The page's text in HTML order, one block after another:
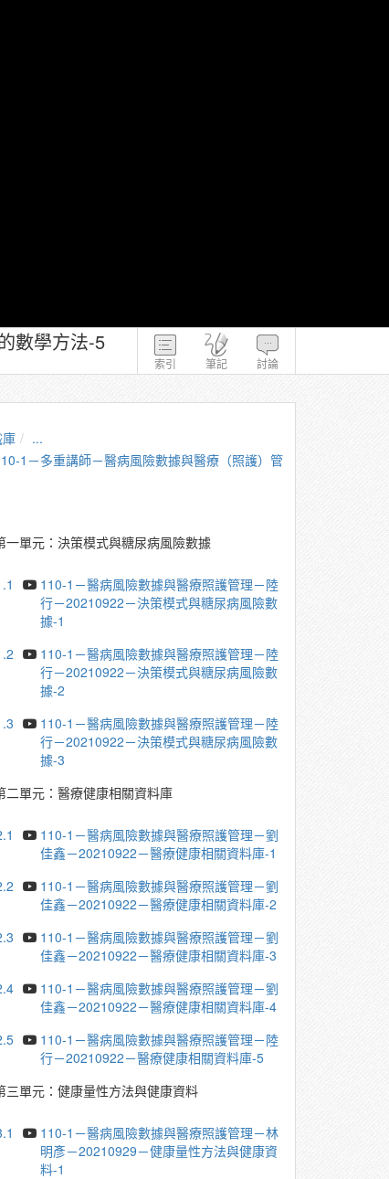
索引 筆記 討論
數學方法-5
...
1－多重講師－醫病風險數據與醫療（照護）管
一單元：決策模式與糖尿病風險數據
110-1－醫病風險數據與醫療照護管理－陸
行－20210922－決策模式與糖尿病風險數
據-1
110-1－醫病風險數據與醫療照護管理－陸
行－20210922－決策模式與糖尿病風險數
據-2
110-1－醫病風險數據與醫療照護管理－陸
行－20210922－決策模式與糖尿病風險數
據-3
二單元：醫療健康相關資料庫
110-1－醫病風險數據與醫療照護管理－劉
佳鑫－20210922－醫療健康相關資料庫-1
110-1－醫病風險數據與醫療照護管理－劉
佳鑫－20210922－醫療健康相關資料庫-2
110-1－醫病風險數據與醫療照護管理－劉
佳鑫－20210922－醫療健康相關資料庫-3
110-1－醫病風險數據與醫療照護管理－劉
佳鑫－20210922－醫療健康相關資料庫-4
110-1－醫病風險數據與醫療照護管理－陸
行－20210922－醫療健康相關資料庫-5
三單元：健康量性方法與健康資料
110-1－醫病風險數據與醫療照護管理－林
明彥－20210929－健康量性方法與健康資
料-1